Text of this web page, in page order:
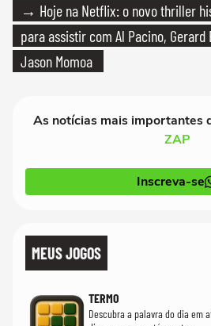
→ Hoje na Netflix: o novo thriller
para assistir com Al Pacino, Gerard
Jason Momoa
As notícias mais importantes
ZAP
Inscreva-se
MEUS JOGOS
TERMO
Descubra a palavra do dia em